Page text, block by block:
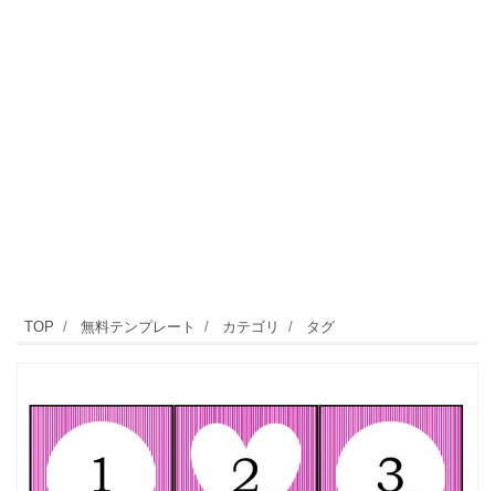
TOP 無料テンプレート カテゴリ タグ